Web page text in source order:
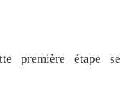
première étape se